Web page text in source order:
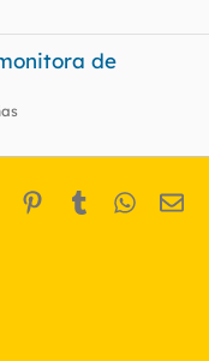
a
de
Pinterest
Tumblr